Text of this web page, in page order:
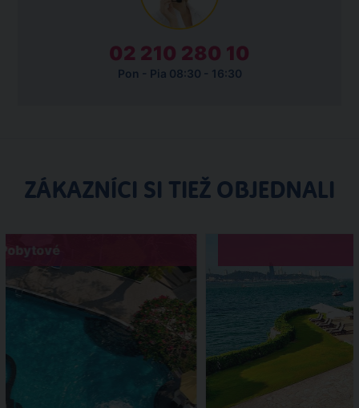
02 210 280 10
Pon - Pia 08:30 - 16:30
ZÁKAZNÍCI SI TIEŽ OBJEDNALI